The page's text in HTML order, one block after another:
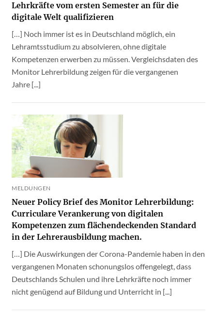
Lehrkräfte vom ersten Semester an für die
digitale Welt qualifizieren
[…] Noch immer ist es in Deutschland möglich, ein
Lehramtsstudium zu absolvieren, ohne digitale
Kompetenzen erwerben zu müssen. Vergleichsdaten des
Monitor Lehrerbildung zeigen für die vergangenen
Jahre [...]
MELDUNGEN
Neuer Policy Brief des Monitor Lehrerbildung:
Curriculare Verankerung von digitalen
Kompetenzen zum flächendeckenden Standard
in der Lehrerausbildung machen.
[…] Die Auswirkungen der Corona-Pandemie haben in den
vergangenen Monaten schonungslos offengelegt, dass
Deutschlands Schulen und ihre Lehrkräfte noch immer
nicht genügend auf Bildung und Unterricht in [...]